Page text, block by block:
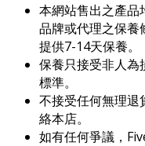
本網站售出之產品
品牌或代理之保養
提供7-14天保養。
保養只接受非人為
標準。
不接受任何無理退
絡本店。
如有任何爭議，